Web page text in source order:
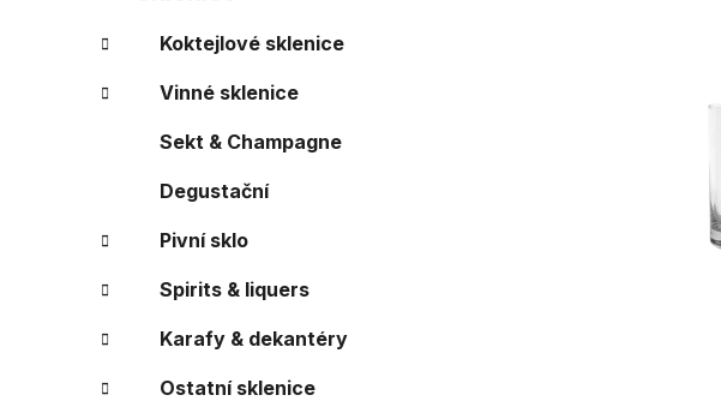
s
r
í
p
a
e
l
e
g
o
Koktejlové sklenice
Vinné sklenice
Sekt & Champagne
Degustační
Pivní sklo
Spirits & liquers
Karafy & dekantéry
Ostatní sklenice